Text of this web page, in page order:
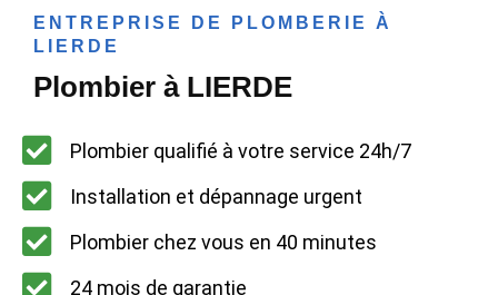
ENTREPRISE DE PLOMBERIE À
LIERDE
Plombier à LIERDE
Plombier qualifié à votre service 24h/7
Installation et dépannage urgent
Plombier chez vous en 40 minutes
24 mois de garantie